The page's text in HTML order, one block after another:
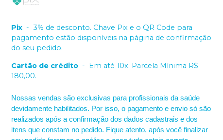
Pix - 3% de desconto. Chave Pix e o QR Code para
pagamento estão disponíveis na página de confirmação
do seu pedido.
Cartão de crédito - Em até 10x. Parcela Mínima R$
180,00.
Nossas vendas são exclusivas para profissionais da saúde
devidamente habilitados. Por isso, o pagamento e envio só são
realizados após a confirmação dos dados cadastrais e dos
itens que constam no pedido. Fique atento, após você finalizar